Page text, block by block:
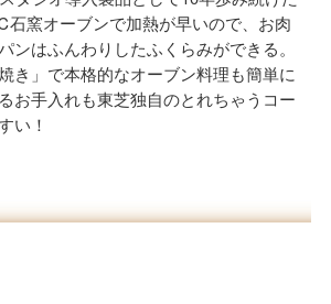
窯オーブンで加熱が早いので、お肉
ンはふんわりしたふくらみができる。
き」で本格的なオーブン料理も簡単に
お手入れも東芝独自のとれちゃうコー
い！